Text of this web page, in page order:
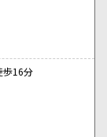
歩16分